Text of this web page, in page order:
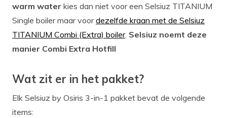
warm water kies dan niet voor een Selsiuz TITANIUM
Single boiler maar voordezelfde kraan met de Selsiuz
TITANIUM Combi (Extra) boiler. Selsiuz noemt deze
manier Combi Extra Hotfill
Wat zit er in het pakket?
Elk Selsiuz by Osiris 3-in-1 pakket bevat de volgende
items: